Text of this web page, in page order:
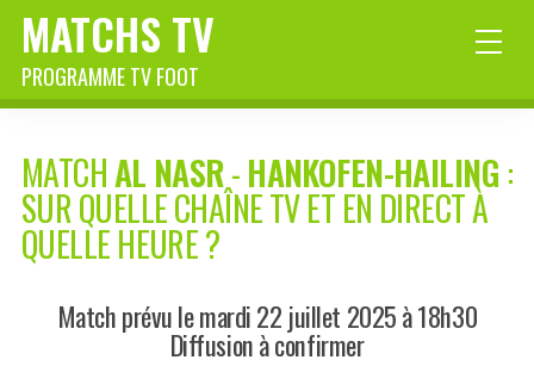
MATCHS TV
PROGRAMME TV FOOT
MATCHAL NASR-HANKOFEN-HAILING :
SUR QUELLE CHAÎNE TV ET EN DIRECT À
QUELLE HEURE ?
Match prévu le mardi 22 juillet 2025 à 18h30
Diffusion à confirmer